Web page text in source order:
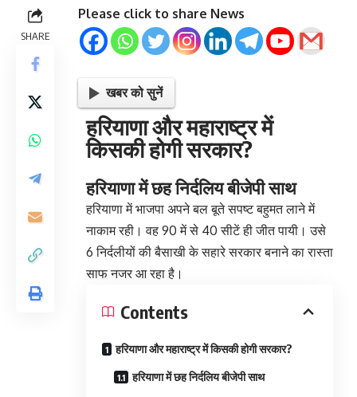
SHARE
Please click to share News
खबर को सुनें
हरियाणा और महाराष्ट्र में
किसकी होगी सरकार?
हरियाणा में छह निर्दलिय बीजेपी साथ
हरियाणा में भाजपा अपने बल बूते सपष्ट बहुमत लाने में
नाकाम रही। वह 90 में से 40 सीटें ही जीत पायी। उसे
6 निर्दलीयों की बैसाखी के सहारे सरकार बनाने का रास्ता
साफ नजर आ रहा है।
Contents
हरियाणा और महाराष्ट्र में किसकी होगी सरकार?
हरियाणा में छह निर्दलिय बीजेपी साथ